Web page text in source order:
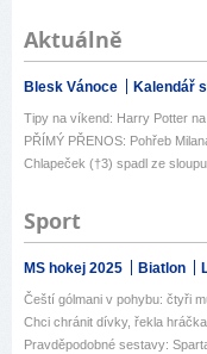
Aktuálně
Blesk Vánoce Kalendář
Tipy na víkend: Harry Potter
PŘÍMÝ PŘENOS: Pohřeb
Chlapeček (†3) spadl ze
Sport
MS hokej 2025 Biatlon
Čeští gólmani v pohybu: čtyři
Chci chránit dívky, řekla hráčka
Pravděpodobné sestavy: